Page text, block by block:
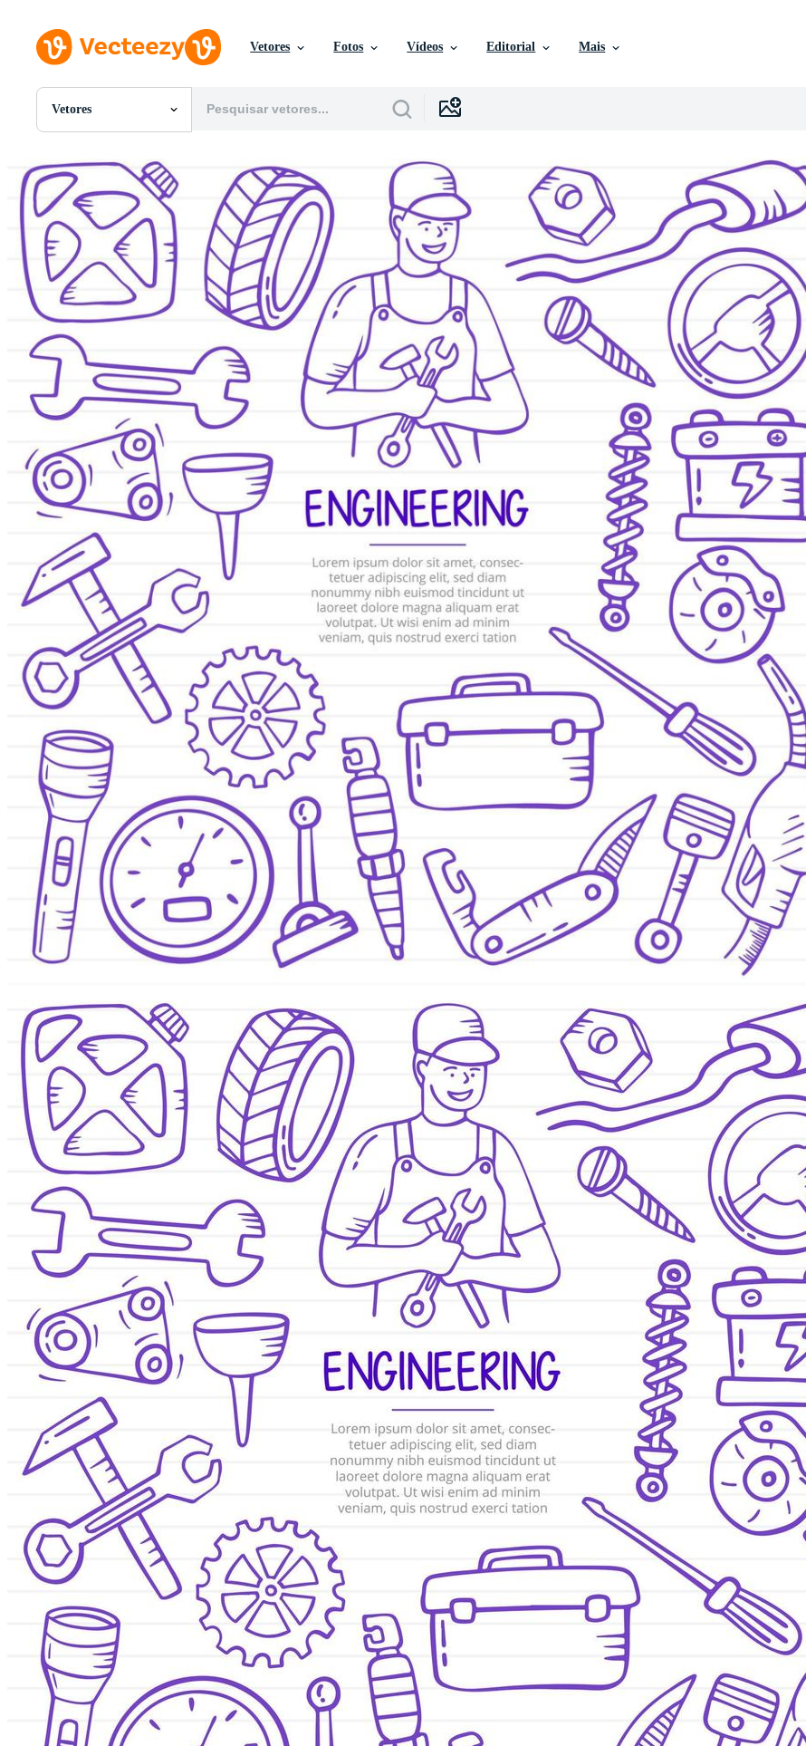
Vetores Fotos Vídeos Editorial Mais
Vetores
Todas Imagens
PNGs
PSDs
SVGs
Modelos
Vetores
Videos
Motion graphics
Imagens Editoriais
Eventos Editoriais